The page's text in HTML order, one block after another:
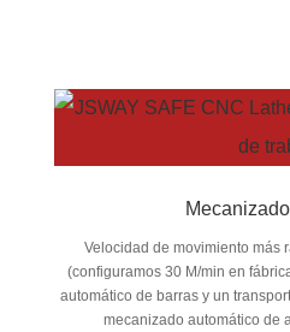
Velocidad de movimiento más
(configuramos 30 M/min en
automático de barras y un
mecanizado automático de